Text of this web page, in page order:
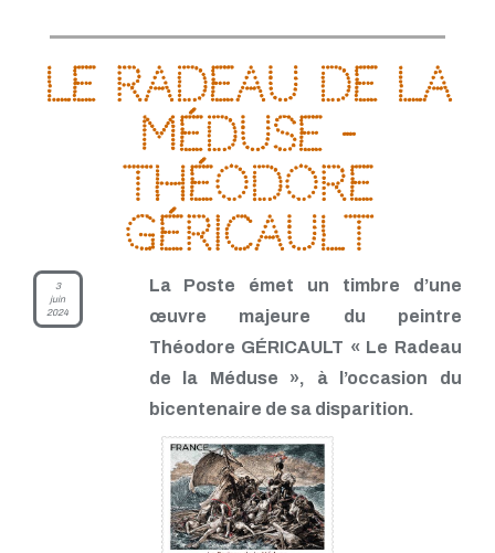
Le radeau de la
Méduse -
Théodore
Géricault
3
juin
2024
La Poste émet un timbre d’une
œuvre majeure du peintre
Théodore GÉRICAULT « Le Radeau
de la Méduse », à l’occasion du
bicentenaire de sa disparition.